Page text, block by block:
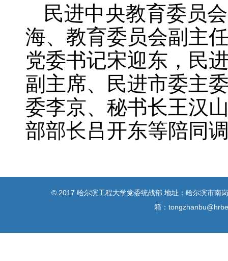
民进中央教育委员
海、教育委员会副主
党委书记宋迎东，民
副主席、民进市委主
委李京、秘书长王汉
部部长吕开东等陪同
© 2017 哈尔滨工程大学党委统战部 地址：哈尔滨市南
箱：